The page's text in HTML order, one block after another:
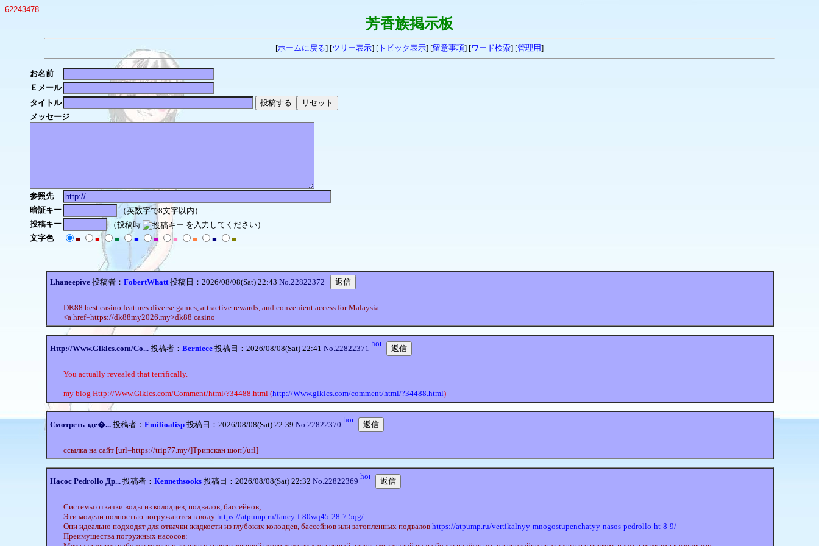
62243478
芳香族掲示板
[ホームに戻る] [ツリー表示] [ トピック表示] [留意事項] [ワード検索] [管理用]
お名前
Ｅメール
タイトル
メッセージ
参照先
暗証キー
（英数字で8文字以内）
投稿キー
（投稿時
を入力してください）
文字色
■ ■ ■ ■ ■ ■ ■ ■ ■
Lhaneepive投稿者： FobertWhatt投稿日：2026/08/08(Sat) 22:43 No.22822372
DK88 best casino features diverse games, attractive rewards, and convenient access for Malaysia.
<a href=https://dk88my2026.my>dk88 casino
Http://Www.Glklcs.com/Co...投稿者： Berniece投稿日：2026/08/08(Sat) 22:41 No.22822371
You actually revealed that terrifically.
my blog Http://Www.Glklcs.com/Comment/html/?34488.html (http://Www.glklcs.com/comment/html/?34488.html)
Смотреть зде�...投稿者： Emilioalisp投稿日：2026/08/08(Sat) 22:39 No.22822370
ссылка на сайт [url=https://trip77.my/]Трипскан шоп[/url]
Насос Pedrollo Др...投稿者： Kennethsooks投稿日：2026/08/08(Sat) 22:32 No.22822369
Системы откачки воды из колодцев, подвалов, бассейнов;
Эти модели полностью погружаются в воду https://atpump.ru/fancy-f-80wq45-28-7.5qg/
Они идеально подходят для откачки жидкости из глубоких колодцев, бассейнов или затопленных подвалов https://atpump.ru/vertikalnyy-mnogostupenchatyy-nasos-pedrollo-ht-8-9/
Преимущества погружных насосов: